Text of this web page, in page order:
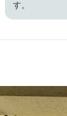
す。